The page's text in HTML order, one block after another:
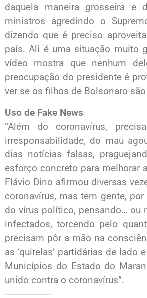
daquela maneira grosseira e
ministros agredindo o
dizendo que é preciso
país. Ali é uma situação muito
vídeo mostra que nenhum
preocupação do presidente é
ver se os filhos de Bolsonaro
Uso de Fake News
“Além do coronavírus,
irresponsabilidade, do mau
dias notícias falsas,
esforço concreto para melhorar
Flávio Dino afirmou diversas
coronavírus, mas tem gente,
do vírus político, pensando… ou
infectados, torcendo pelo
precisam pôr a mão na
as ‘quirelas’ partidárias de
Municípios do Estado do
unido contra o coronavírus”.